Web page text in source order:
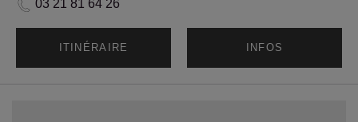
03 21 81 64 26
ITINÉRAIRE INFOS